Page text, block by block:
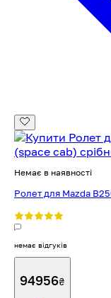
Немає в наявності
Ролет для Mazda
немає відгуків
94956₴